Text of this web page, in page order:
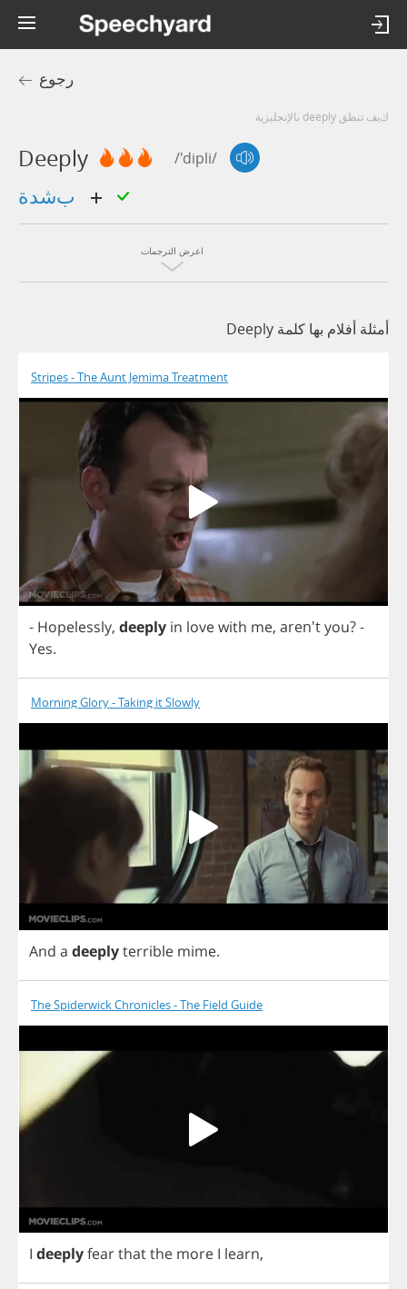
رجوع
كيف تنطق deeply بالإنجليزية
Deeply /'dipli/
اعرض الترجمات
أمثلة أفلام بها كلمة Deeply
Stripes - The Aunt Jemima Treatment
- Hopelessly, deeply in lovewith me, aren'tyou?-
Yes.
Morning Glory - Taking it Slowly
And a deeplyterrible mime.
The Spiderwick Chronicles - The Field Guide
I deeplyfearthatthe more I learn,